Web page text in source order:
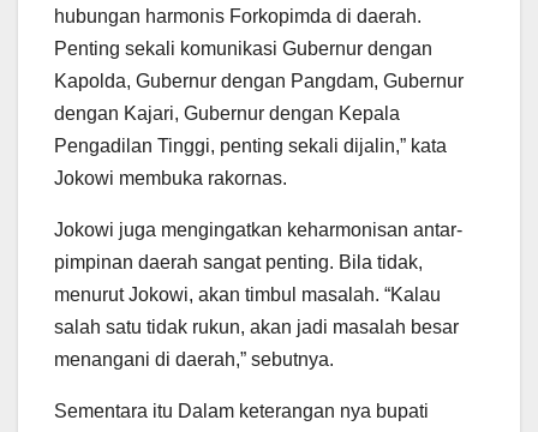
hubungan harmonis Forkopimda di daerah.
Penting sekali komunikasi Gubernur dengan
Kapolda, Gubernur dengan Pangdam, Gubernur
dengan Kajari, Gubernur dengan Kepala
Pengadilan Tinggi, penting sekali dijalin,” kata
Jokowi membuka rakornas.
Jokowi juga mengingatkan keharmonisan antar-
pimpinan daerah sangat penting. Bila tidak,
menurut Jokowi, akan timbul masalah. “Kalau
salah satu tidak rukun, akan jadi masalah besar
menangani di daerah,” sebutnya.
Sementara itu Dalam keterangan nya bupati